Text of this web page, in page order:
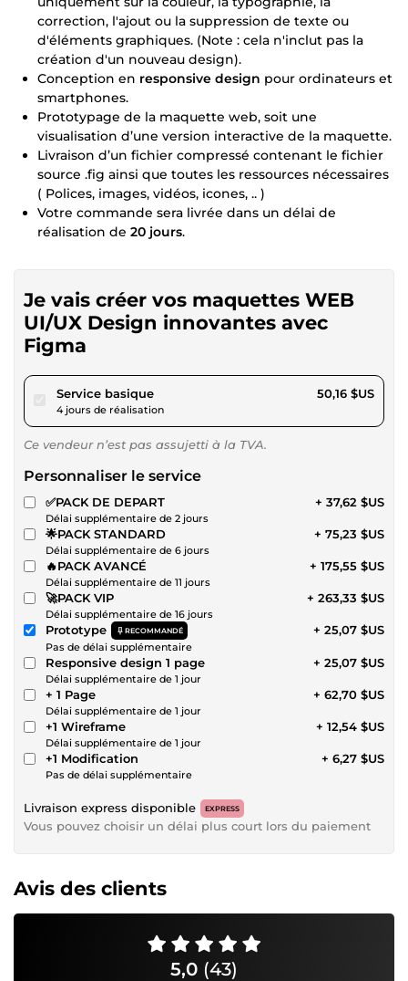
correction, l'ajout ou la suppression de texte ou
d'éléments graphiques. (Note : cela n'inclut pas la
création d'un nouveau design).
Conception en responsive design pour ordinateurs et
smartphones.
Prototypage de la maquette web, soit une
visualisation d’une version interactive de la maquette.
Livraison d’un fichier compressé contenant le fichier
source .fig ainsi que toutes les ressources nécessaires
( Polices, images, vidéos, icones, .. )
Votre commande sera livrée dans un délai de
réalisation de 20 jours.
Je vais créer vos maquettes WEB
UI/UX Design innovantes avec
Figma
Service basiquepour 46,23 $US
4 jours de réalisation
50,16 $US
Ce vendeur n’est pas assujetti à la TVA.
Personnaliser le service
✅PACK DE DEPART
Délai supplémentaire de 2 jours
+ 37,62 $US
🌟PACK STANDARD
Délai supplémentaire de 6 jours
+ 75,23 $US
🔥PACK AVANCÉ
Délai supplémentaire de 11 jours
+ 175,55 $US
🚀PACK VIP
Délai supplémentaire de 16 jours
+ 263,33 $US
Prototype RECOMMANDÉ
Pas de délai supplémentaire
+ 25,07 $US
Responsive design 1 page
Délai supplémentaire de 1 jour
+ 25,07 $US
+ 1 Page
Délai supplémentaire de 1 jour
+ 62,70 $US
+1 Wireframe
Délai supplémentaire de 1 jour
+ 12,54 $US
+1 Modification
Pas de délai supplémentaire
+ 6,27 $US
Livraison express disponible EXPRESS
Vous pouvez choisir un délai plus court lors du paiement
Avis des clients
5,0 (43)